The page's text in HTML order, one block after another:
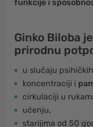
funkcije i
Ginko Biloba
prirodnu
u slučaju
koncentraciji i
cirkulaciji u
učenju,
starijima od 50